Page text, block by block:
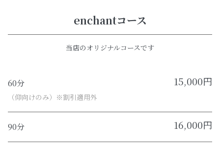
enchantコース
当店のオリジナルコースです
60分
（仰向けのみ）※割引適用外
15,000円
90分 16,000円